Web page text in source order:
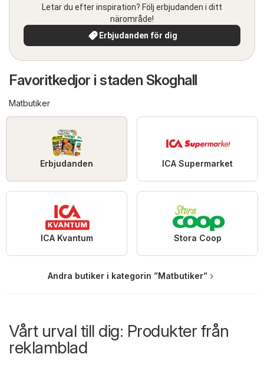
Letar du efter inspiration? Följ erbjudanden i ditt
närområde!
Erbjudanden för dig
Favoritkedjor i staden Skoghall
Matbutiker
Erbjudanden ICA Supermarket
ICA Kvantum Stora Coop
Andra butiker i kategorin ”Matbutiker”
Vårt urval till dig: Produkter från
reklamblad